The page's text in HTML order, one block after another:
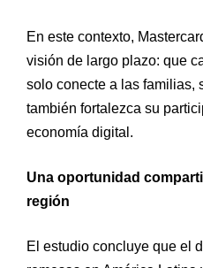
En este contexto,
visión de largo plazo: que
solo conecte a las familias,
también fortalezca su
economía digital.
Una oportunidad
región
El estudio concluye que el